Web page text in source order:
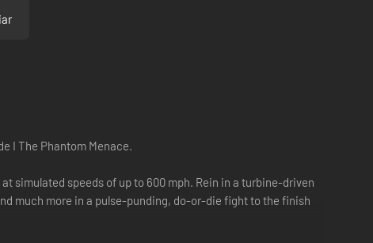
I The Phantom Menace.
simulated speeds of up to 600 mph. Rein in a turbine-driven
much more in a pulse-punding, do-or-die fight to the finish